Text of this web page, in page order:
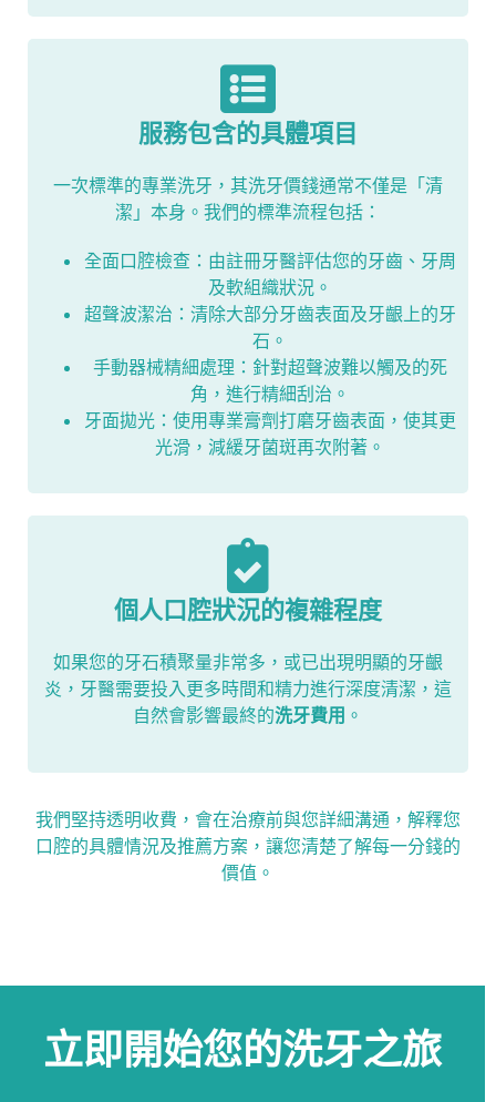
服務包含的具體項目
一次標準的專業洗牙，其洗牙價錢通常不僅是「清
潔」本身。我們的標準流程包括：
全面口腔檢查：由註冊牙醫評估您的牙齒、牙周
及軟組織狀況。
超聲波潔治：清除大部分牙齒表面及牙齦上的牙
石。
手動器械精細處理：針對超聲波難以觸及的死
角，進行精細刮治。
牙面拋光：使用專業膏劑打磨牙齒表面，使其更
光滑，減緩牙菌斑再次附著。
個人口腔狀況的複雜程度
如果您的牙石積聚量非常多，或已出現明顯的牙齦
炎，牙醫需要投入更多時間和精力進行深度清潔，這
自然會影響最終的洗牙費用 。
我們堅持透明收費，會在治療前與您詳細溝通，解釋您
口腔的具體情況及推薦方案，讓您清楚了解每一分錢的
價值。
立即開始您的洗牙之旅